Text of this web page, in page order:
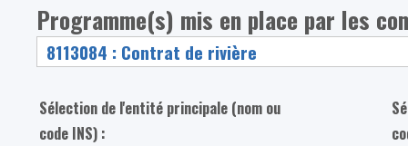
Programme(s) mis en place par les
Sélection de l'entité principale (nom ou
code INS) :